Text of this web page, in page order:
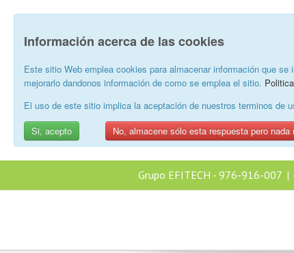
Información acerca de las cookies
Este sitio Web emplea cookies para almacenar información que
mejorarlo dandonos información de como se emplea el sitio.
El uso de este sitio implica la aceptación de nuestros terminos de
Si, acepto
No, almacene sólo esta respuesta pero nada
Grupo EFITECH - 976-916-007 |